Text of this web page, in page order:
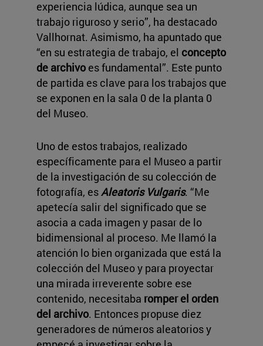
experiencia lúdica, aunque sea un
trabajo riguroso y serio”, ha destacado
Vallhornat. Asimismo, ha apuntado que
“en su estrategia de trabajo, el concepto
de archivo es fundamental”. Este punto
de partida es clave para los trabajos que
se exponen en la sala 0 de la planta 0
del Museo.
Uno de estos trabajos, realizado
específicamente para el Museo a partir
de la investigación de su colección de
fotografía, esAleatoris Vulgaris. “Me
apetecía salir del significado que se
asocia a cada imagen y pasar de lo
bidimensional al proceso. Me llamó la
atención lo bien organizada que está la
colección del Museo y para proyectar
una mirada irreverente sobre ese
contenido, necesitaba romper el orden
del archivo. Entonces propuse diez
generadores de números aleatorios y